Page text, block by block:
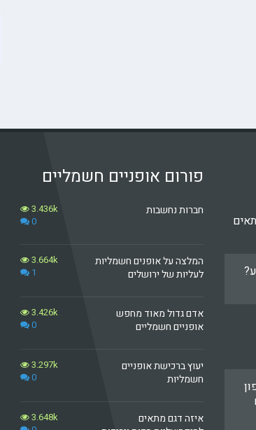
פורום אופניים חשמליים
חברות נחשבות
3.436k
0
המלצה על אופנים חשמליות
לעליות של ירושלים
3.664k
1
אדם גדול מאוד מחפש
אופניים חשמליים
3.426k
0
יעוץ ברכישת אופניים
חשמליות
3.297k
0
איזה דגם מתאים
3.648k